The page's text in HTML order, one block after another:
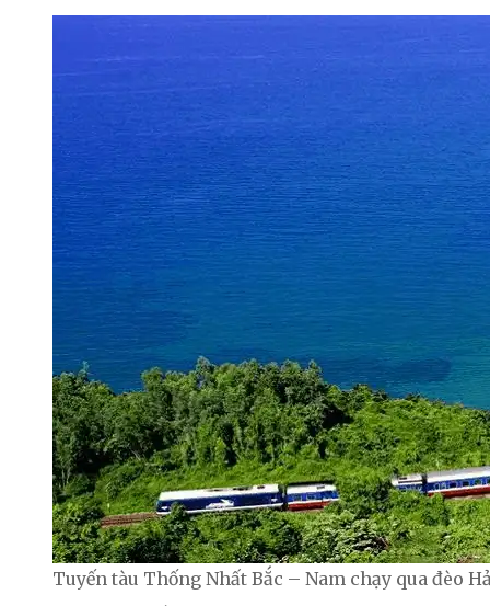
Tuyến tàu Thống Nhất Bắc – Nam chạy qua đèo